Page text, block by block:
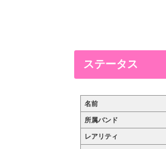
ステータス
名前
所属バンド
レアリティ